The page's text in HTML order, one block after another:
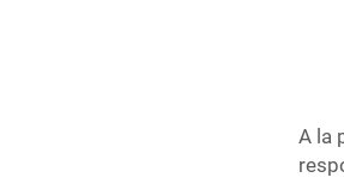
A la